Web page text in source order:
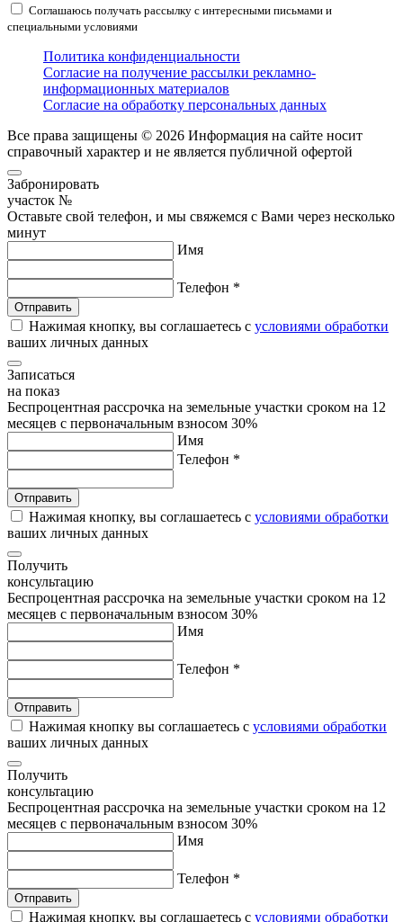
Соглашаюсь получать рассылку с интересными письмами и
специальными условиями
Политика конфиденциальности
Согласие на получение рассылки рекламно-
информационных материалов
Согласие на обработку персональных данных
Все права защищены © 2026 Информация на сайте носит
справочный характер и не является публичной офертой
Забронировать
участок №
Оставьте свой телефон, и мы свяжемся с Вами через несколько
минут
Имя
Телефон *
Нажимая кнопку, вы соглашаетесь с условиями обработки
ваших личных данных
Записаться
на показ
Беспроцентная рассрочка на земельные участки сроком на 12
месяцев с первоначальным взносом 30%
Имя
Телефон *
Нажимая кнопку, вы соглашаетесь с условиями обработки
ваших личных данных
Получить
консультацию
Беспроцентная рассрочка на земельные участки сроком на 12
месяцев с первоначальным взносом 30%
Имя
Телефон *
Нажимая кнопку вы соглашаетесь с условиями обработки
ваших личных данных
Получить
консультацию
Беспроцентная рассрочка на земельные участки сроком на 12
месяцев с первоначальным взносом 30%
Имя
Телефон *
Нажимая кнопку, вы соглашаетесь с условиями обработки